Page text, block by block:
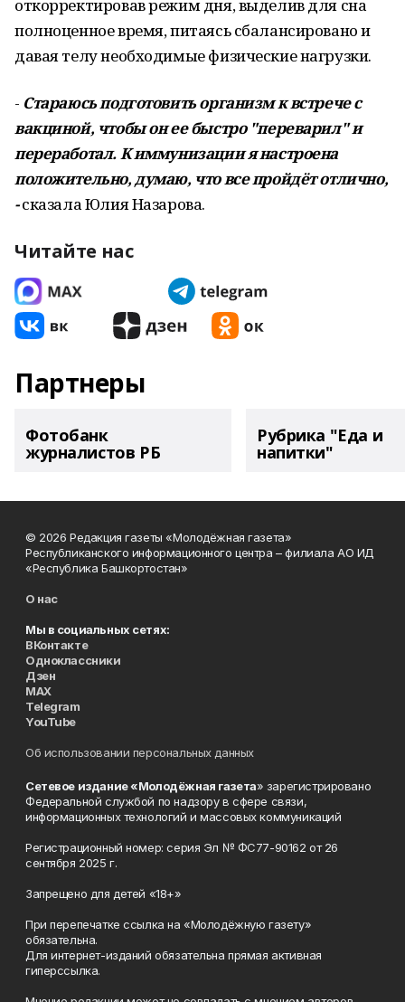
откорректировав режим дня, выделив для сна
полноценное время, питаясь сбалансировано и
давая телу необходимые физические нагрузки.
- Стараюсь подготовить организм к встрече с
вакциной, чтобы он ее быстро "переварил" и
переработал. К иммунизации я настроена
положительно, думаю, что все пройдёт отлично,
-сказала Юлия Назарова.
Читайте нас
Партнеры
Фотобанк
журналистов РБ
Рубрика "Еда и
напитки"
© 2026 Редакция газеты «Молодёжная газета»
Республиканского информационного центра – филиала АО ИД
«Республика Башкортостан»
О нас
Мы в социальных сетях:
ВКонтакте
Одноклассники
Дзен
MAX
Telegram
YouTube
Об использовании персональных данных
Сетевое издание «Молодёжная газета» зарегистрировано
Федеральной службой по надзору в сфере связи,
информационных технологий и массовых коммуникаций
Регистрационный номер: серия Эл № ФС77-90162 от 26
сентября 2025 г.
Запрещено для детей «18+»
При перепечатке ссылка на «Молодёжную газету»
обязательна.
Для интернет-изданий обязательна прямая активная
гиперссылка.